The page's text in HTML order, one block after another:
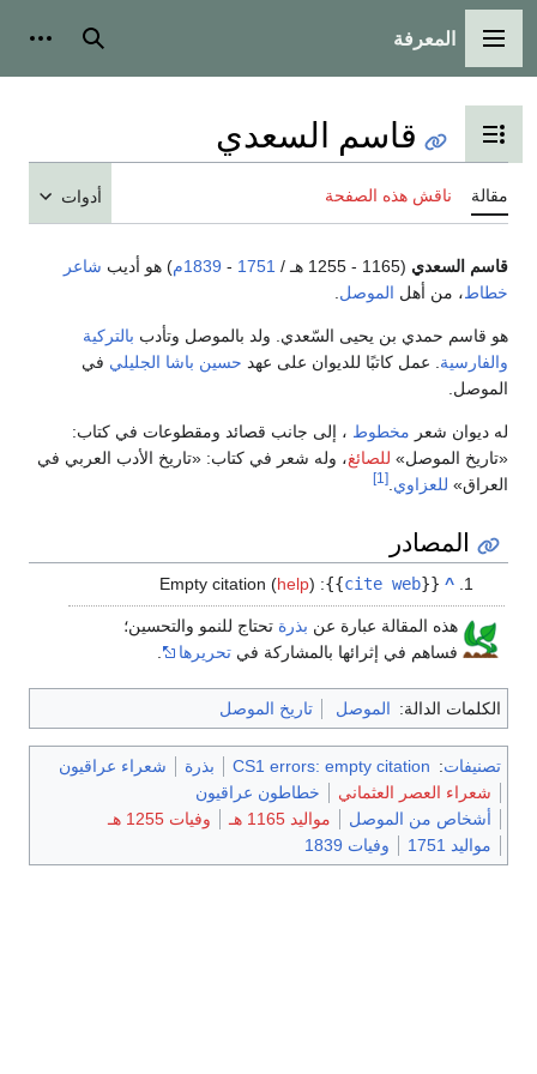
القائمة الرئيسية
المعرفة بحث
تبديل عرض جدول المحتويات
قاسم السعدي
مقالة ناقش هذه الصفحة أدوات
قاسم السعدي (1165 - 1255 هـ / 1751
- 1839م ) هو أديب شاعر
خطاط، من أهل الموصل
هو قاسم حمدي بن يحيى السّعدي. ولد بالموصل وتأدب بالتركية
والفارسية . عمل كاتبًا للديوان على عهد حسين باشا الجليلي في
الموصل.
له ديوان شعر مخطوط ، إلى جانب قصائد ومقطوعات في كتاب:
«تاريخ الموصل» للصائغ، وله شعر في كتاب: «تاريخ الأدب العربي في
العراق» للعزاوي [1]
المصادر
^
{{
cite web
}}
:
Empty citation (help)
هذه المقالة عبارة عن بذرة تحتاج للنمو والتحسين؛
فساهم في إثرائها بالمشاركة في تحريرها
الكلمات الدالة: الموصل تاريخ الموصل
تصنيفات:
CS1 errors: empty citation بذرة
شعراء عراقيون
شعراء العصر العثماني
خطاطون عراقيون
أشخاص من الموصل
مواليد 1165 هـ
وفيات 1255 هـ
مواليد 1751
وفيات 1839